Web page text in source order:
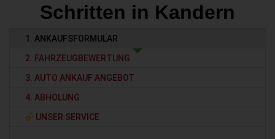
Schritten in Kandern
1. ANKAUFSFORMULAR
2. FAHRZEUGBEWERTUNG
3. AUTO ANKAUF ANGEBOT
4. ABHOLUNG
UNSER SERVICE